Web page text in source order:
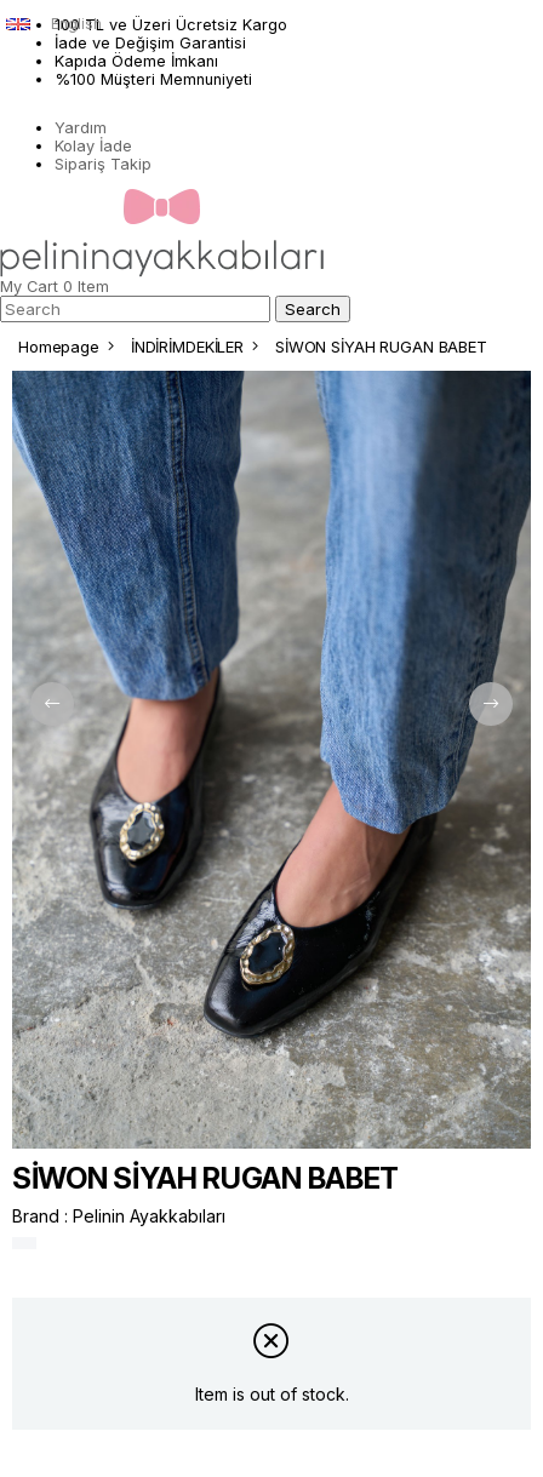
100 TL ve Üzeri Ücretsiz Kargo
İade ve Değişim Garantisi
Kapıda Ödeme İmkanı
%100 Müşteri Memnuniyeti
Yardım
Kolay İade
Sipariş Takip
English
My Cart 0 Item
Homepage İNDİRİMDEKİLER SİWON SİYAH RUGAN BABET
SİWON SİYAH RUGAN BABET
Brand : Pelinin Ayakkabıları
Item is out of stock.